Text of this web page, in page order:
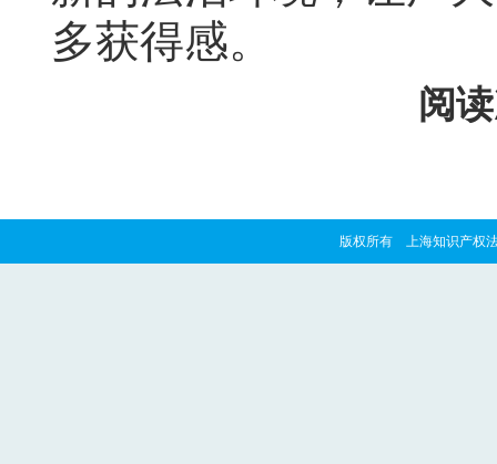
多获得感。
阅
版权所有 上海知识产权法